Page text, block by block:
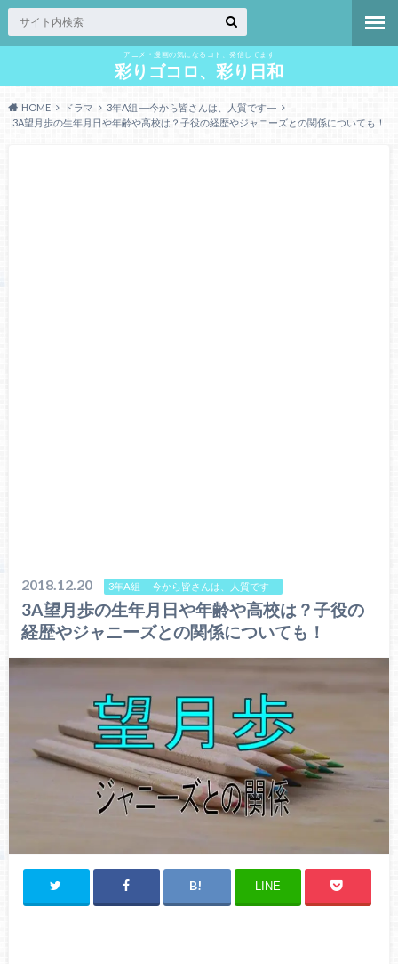
アニメ・漫画の気になるコト、発信してます
彩りゴコロ、彩り日和
HOME ドラマ
3年A組 ―今から皆さんは、人質です―
3A望月歩の生年月日や年齢や高校は？子役の経歴やジャニーズとの関係についても！
2018.12.20 3年A組 ―今から皆さんは、人質です―
3A望月歩の生年月日や年齢や高校は？子役の
経歴やジャニーズとの関係についても！
LINE